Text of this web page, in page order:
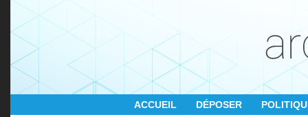
ACCUEIL DÉPOSER